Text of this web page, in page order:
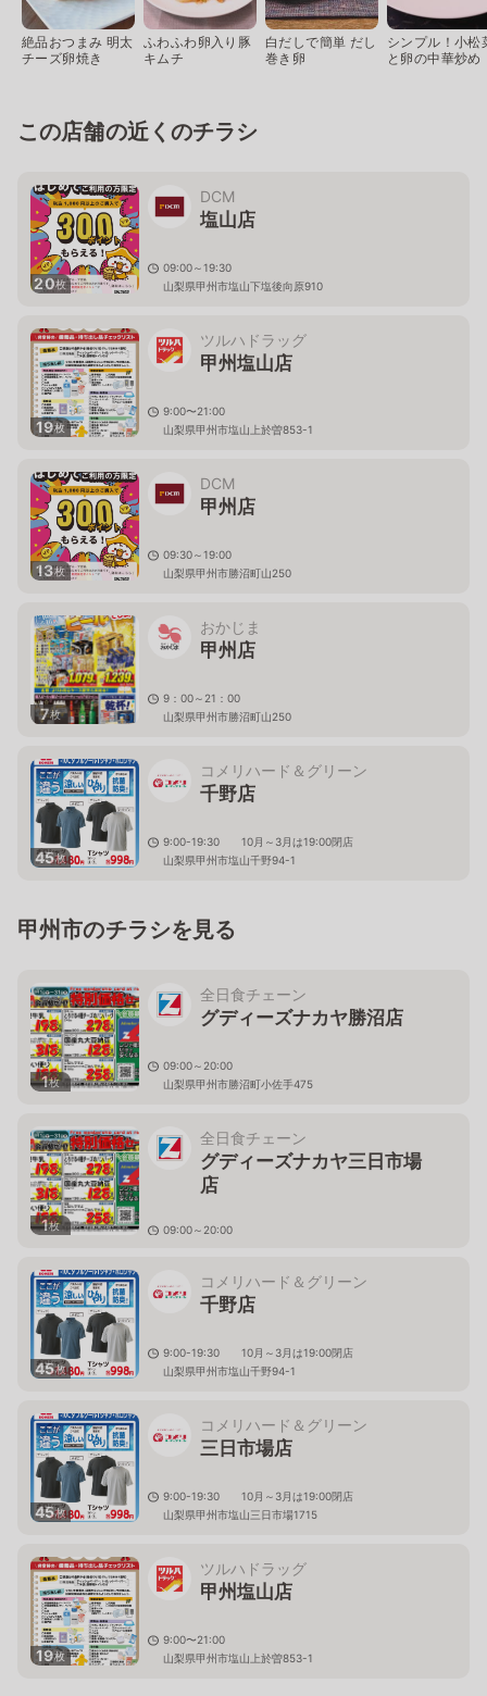
絶品おつまみ 明太
チーズ卵焼き
ふわふわ卵入り豚
キムチ
白だしで簡単 だし
巻き卵
シンプル！小松
と卵の中華炒め
この店舗の近くのチラシ
20枚
DCM
塩山店
09:00～19:30
山梨県甲州市塩山下塩後向原910
19枚
ツルハドラッグ
甲州塩山店
9:00〜21:00
山梨県甲州市塩山上於曽853-1
13枚
DCM
甲州店
09:30～19:00
山梨県甲州市勝沼町山250
7枚
おかじま
甲州店
9：00～21：00
山梨県甲州市勝沼町山250
45枚
コメリハード＆グリーン
千野店
9:00-19:30 10月～3月は19:00閉店
山梨県甲州市塩山千野94-1
甲州市のチラシを見る
1枚
全日食チェーン
グディーズナカヤ勝沼店
09:00～20:00
山梨県甲州市勝沼町小佐手475
1枚
全日食チェーン
グディーズナカヤ三日市場
店
09:00～20:00
45枚
コメリハード＆グリーン
千野店
9:00-19:30 10月～3月は19:00閉店
山梨県甲州市塩山千野94-1
45枚
コメリハード＆グリーン
三日市場店
9:00-19:30 10月～3月は19:00閉店
山梨県甲州市塩山三日市場1715
19枚
ツルハドラッグ
甲州塩山店
9:00〜21:00
山梨県甲州市塩山上於曽853-1